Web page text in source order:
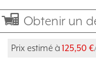
Obtenir un
Prix estimé à125,50 €